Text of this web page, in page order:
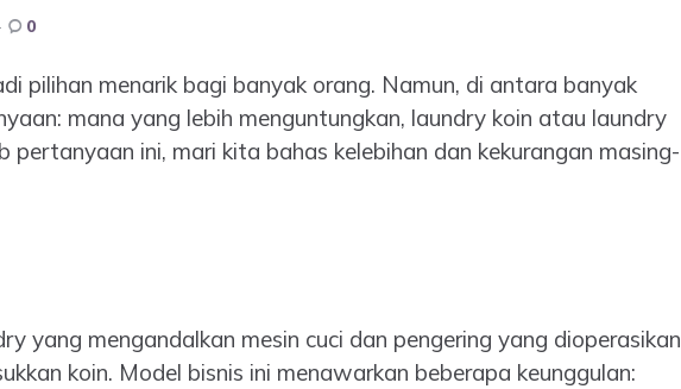
0
pilihan menarik bagi banyak orang. Namun, di antara banyak
mana yang lebih menguntungkan, laundry koin atau laundry
pertanyaan ini, mari kita bahas kelebihan dan kekurangan masing-
yang mengandalkan mesin cuci dan pengering yang dioperasikan
koin. Model bisnis ini menawarkan beberapa keunggulan: